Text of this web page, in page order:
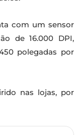
com um sensor
de 16.000 DPI,
polegadas por
nas lojas, por